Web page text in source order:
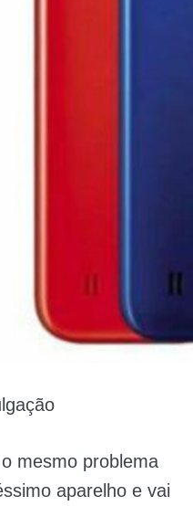
mesmo problema
aparelho e vai